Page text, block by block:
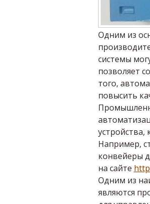
Одним из
системы
позволяет
того,
повысить
устройства,
Например,
конвейеры
на сайте
Одним из
являются